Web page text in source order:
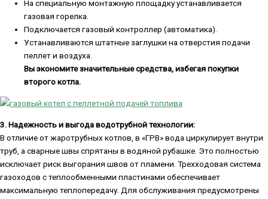
На специальную монтажную площадку устанавливается
газовая горелка.
Подключается газовый контроллер (автоматика).
Устанавливаются штатные заглушки на отверстия подачи
пеллет и воздуха.
Вы экономите значительные средства, избегая покупки
второго котла.
3. Надежность и выгода водотрубной технологии:
В отличие от жаротрубных котлов, в «ГРВ» вода циркулирует внутри
труб, а сварные швы спрятаны в водяной рубашке. Это полностью
исключает риск выгорания швов от пламени. Трехходовая система
газоходов с теплообменными пластинами обеспечивает
максимальную теплопередачу. Для обслуживания предусмотрены